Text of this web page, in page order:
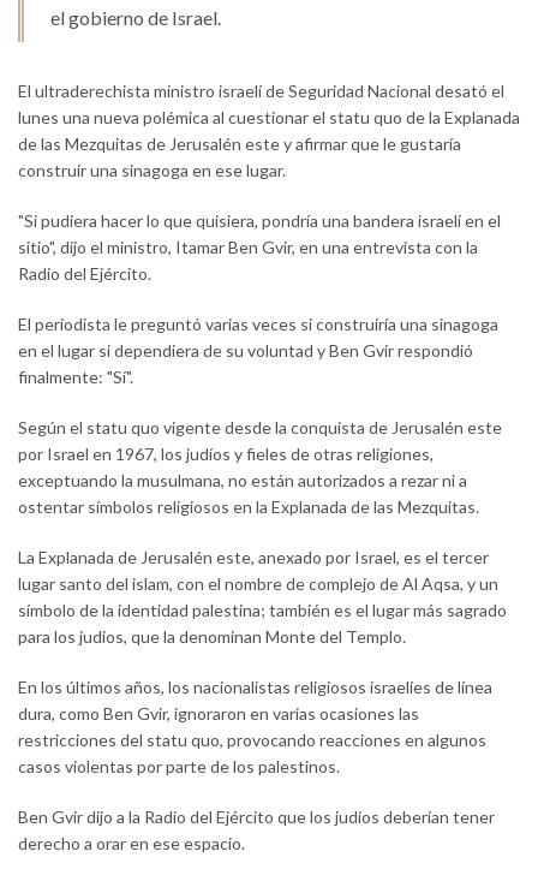
el gobierno de Israel.
El ultraderechista ministro israelí de Seguridad Nacional desató el
lunes una nueva polémica al cuestionar el statu quo de la Explanada
de las Mezquitas de Jerusalén este y afirmar que le gustaría
construir una sinagoga en ese lugar.
"Si pudiera hacer lo que quisiera, pondría una bandera israelí en el
sitio", dijo el ministro, Itamar Ben Gvir, en una entrevista con la
Radio del Ejército.
El periodista le preguntó varias veces si construiría una sinagoga
en el lugar si dependiera de su voluntad y Ben Gvir respondió
finalmente: "Sí".
Según el statu quo vigente desde la conquista de Jerusalén este
por Israel en 1967, los judíos y fieles de otras religiones,
exceptuando la musulmana, no están autorizados a rezar ni a
ostentar símbolos religiosos en la Explanada de las Mezquitas.
La Explanada de Jerusalén este, anexado por Israel, es el tercer
lugar santo del islam, con el nombre de complejo de Al Aqsa, y un
símbolo de la identidad palestina; también es el lugar más sagrado
para los judíos, que la denominan Monte del Templo.
En los últimos años, los nacionalistas religiosos israelíes de línea
dura, como Ben Gvir, ignoraron en varias ocasiones las
restricciones del statu quo, provocando reacciones en algunos
casos violentas por parte de los palestinos.
Ben Gvir dijo a la Radio del Ejército que los judíos deberían tener
derecho a orar en ese espacio.